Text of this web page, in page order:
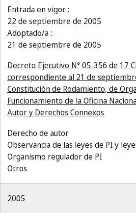
Entrada en vigor :
22 de septiembre de 2005
Adoptado/a :
21 de septiembre de 2005
Decreto Ejecutivo N° 05-356 de 17
correspondiente al 21 de
Constitución de Rodamiento, de
Funcionamiento de la Oficina
Autor y Derechos Connexos
Derecho de autor
Observancia de las leyes de PI y
Organismo regulador de PI
Otros
2005